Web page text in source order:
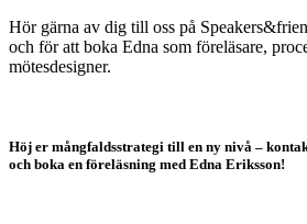
Hör gärna av dig till oss på
och för att boka Edna som föreläsare,
mötesdesigner.
Höj er mångfaldsstrategi till en ny nivå –
och boka en föreläsning med Edna Eriksson!